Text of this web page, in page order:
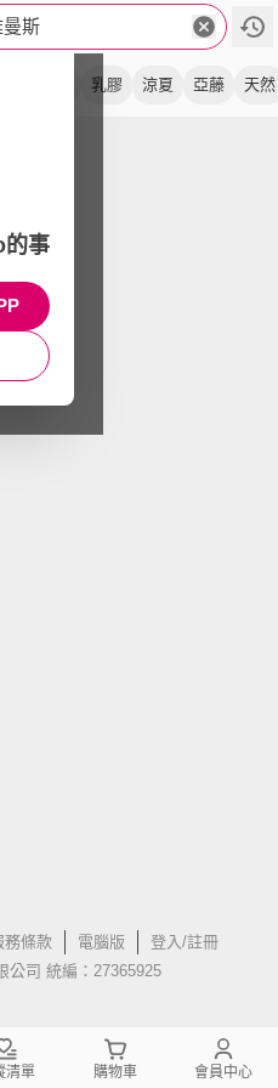
斯
乳膠 涼夏 亞藤 天然
務條款 電腦版
登入/註冊
公司 統編：27365925
的事
清單 購物車 會員中心